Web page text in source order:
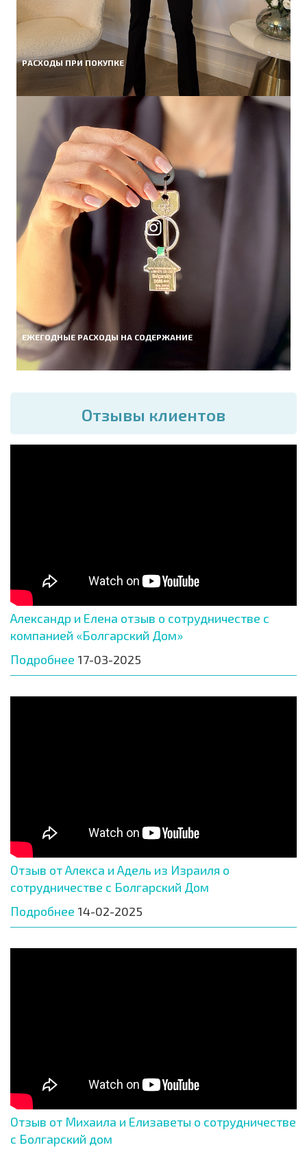
РАСХОДЫ ПРИ ПОКУПКЕ
ЕЖЕГОДНЫЕ РАСХОДЫ НА СОДЕРЖАНИЕ
Отзывы клиентов
Александр и Елена отзыв о сотрудничестве с
компанией «Болгарский Дом»
Подробнее 17-03-2025
Отзыв от Алекса и Адель из Израиля о
сотрудничестве с Болгарский Дом
Подробнее 14-02-2025
Отзыв от Михаила и Елизаветы о сотрудничестве
с Болгарский дом